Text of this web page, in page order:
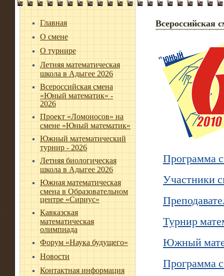
Главная
О смене
О турнире
Летняя математическая
школа в Адыгее 2026
Всероссийская смена
«Юный математик» -
2026
Проект «Ломоносов» на
смене «Юный математик»
Южный математический
турнир - 2026
Летняя биологическая
школа в Адыгее 2026
Южная математическая
смена в Образовательном
центре «Сириус»
Кавказская
математическая
олимпиада
Форум «Наука будущего»
Новости
Контактная информация
Всероссийская
Программа
Участники
Турнир
Южный
Программа